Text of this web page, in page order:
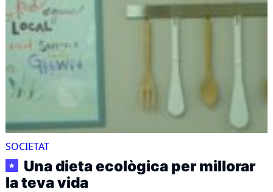
SOCIETAT
★
Una dieta ecològica per millorar
la teva vida